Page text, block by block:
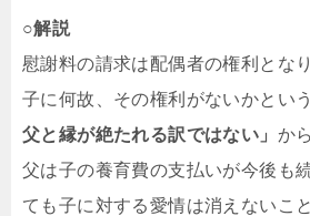
○解説
慰謝料の請求は配偶者の権利となり
子に何故、その権利がないかという
父と縁が絶たれる訳ではない」 か
父は子の養育費の支払いが今後も
ても子に対する愛情は消えないこ